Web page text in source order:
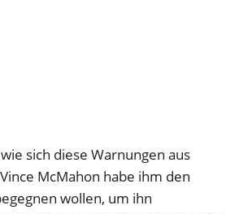
sich diese Warnungen aus
McMahon habe ihm den
wollen, um ihn